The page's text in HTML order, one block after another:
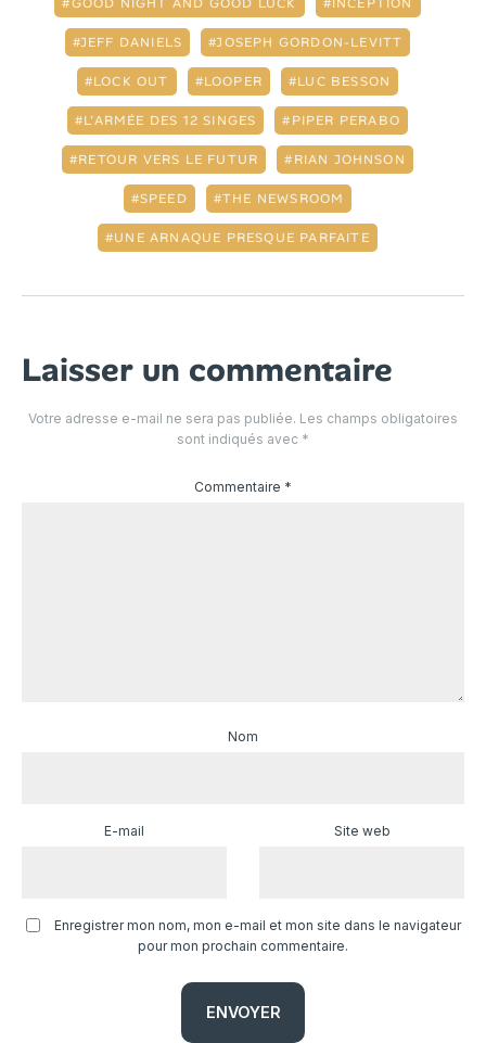
JEFF DANIELS JOSEPH GORDON-LEVITT
LOCK OUT LOOPER LUC BESSON
L’ARMÉE DES 12 SINGES PIPER PERABO
RETOUR VERS LE FUTUR RIAN JOHNSON
SPEED THE NEWSROOM
UNE ARNAQUE PRESQUE PARFAITE
Laisser un commentaire
Votre adresse e-mail ne sera pas publiée. Les champs obligatoires
sont indiqués avec *
Commentaire *
Nom
E-mail Site web
Enregistrer mon nom, mon e-mail et mon site dans le navigateur
pour mon prochain commentaire.